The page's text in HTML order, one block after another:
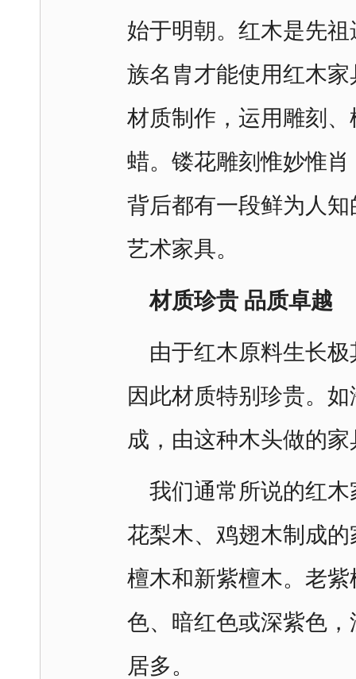
始于明朝。红木是先
族名胄才能使用红木
材质制作，运用雕刻
蜡。镂花雕刻惟妙惟
背后都有一段鲜为人
艺术家具。
材质珍贵 品质卓越
由于红木原料生长
因此材质特别珍贵。
成，由这种木头做的
我们通常所说的红
花梨木、鸡翅木制成
檀木和新紫檀木。老
色、暗红色或深紫色
居多。